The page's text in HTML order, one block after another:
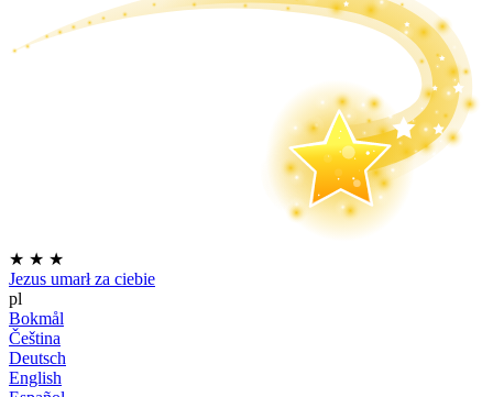
★ ★ ★
Jezus umarł za ciebie
pl
Bokmål
Čeština
Deutsch
English